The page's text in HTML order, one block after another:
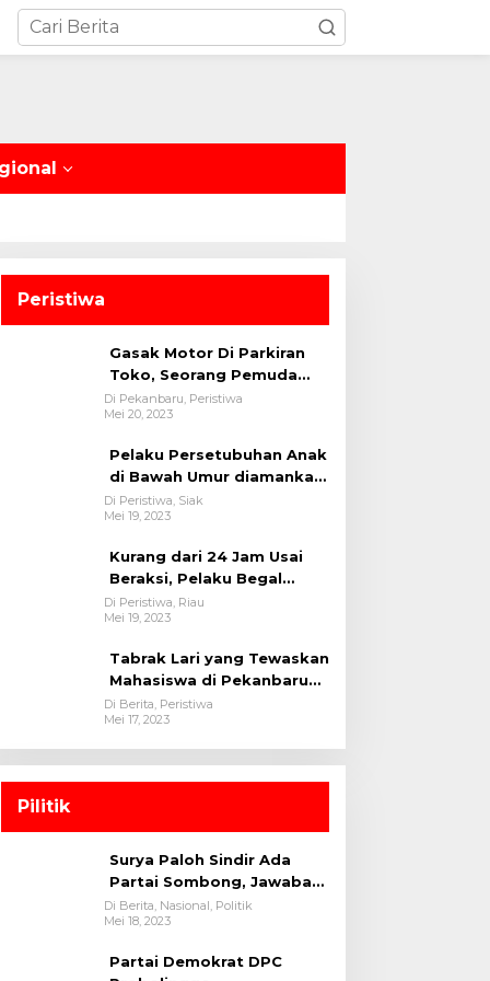
Peristiwa
Gasak Motor Di Parkiran
Toko, Seorang Pemuda
Diamankan Polsek Bukit
Raya
Di Pekanbaru, Peristiwa
Mei 20, 2023
Pelaku Persetubuhan Anak
di Bawah Umur diamankan
oleh tim Opsnal Polsek
Tualang-Polres Siak-Polda
Di Peristiwa, Siak
Mei 19, 2023
Kurang dari 24 Jam Usai
Beraksi, Pelaku Begal
Berhasil Di Bekuk
Satreskrim Polres
Di Peristiwa, Riau
Mei 19, 2023
Tabrak Lari yang Tewaskan
Mahasiswa di Pekanbaru
Ditangkap Polisi
Di Berita, Peristiwa
Mei 17, 2023
Pilitik
Surya Paloh Sindir Ada
Partai Sombong, Jawaban
Megawati
Di Berita, Nasional, Politik
Mei 18, 2023
Partai Demokrat DPC